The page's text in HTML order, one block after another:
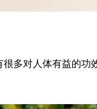
多对人体有益的